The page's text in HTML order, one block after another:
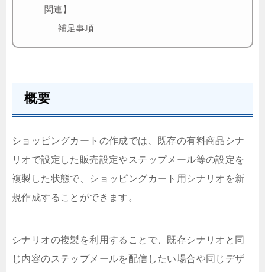
関連】
補足事項
概要
ショッピングカートの作成では、既存の有料商品シナ
リオで設定した販売設定やステップメール等の設定を
複製した状態で、ショッピングカート用シナリオを新
規作成することができます。
シナリオの複製を利用することで、既存シナリオと同
じ内容のステップメールを配信したい場合や同じデザ